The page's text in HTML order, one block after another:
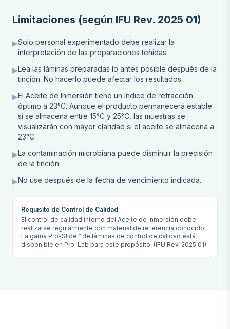
Limitaciones (según IFU Rev. 2025 01)
▶Solo personal experimentado debe realizar la
interpretación de las preparaciones teñidas.
▶Lea las láminas preparadas lo antes posible después de la
tinción. No hacerlo puede afectar los resultados.
▶El Aceite de Inmersión tiene un índice de refracción
óptimo a 23°C. Aunque el producto permanecerá estable
si se almacena entre 15°C y 25°C, las muestras se
visualizarán con mayor claridad si el aceite se almacena a
23°C.
▶La contaminación microbiana puede disminuir la precisión
de la tinción.
▶No use después de la fecha de vencimiento indicada.
Requisito de Control de Calidad
El control de calidad interno del Aceite de Inmersión debe
realizarse regularmente con material de referencia conocido.
La gama Pro-Slide™ de láminas de control de calidad está
disponible en Pro-Lab para este propósito. (IFU Rev. 2025 01)